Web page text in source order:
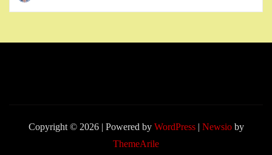
Copyright © 2026 | Powered by WordPress | Newsioby
ThemeArile